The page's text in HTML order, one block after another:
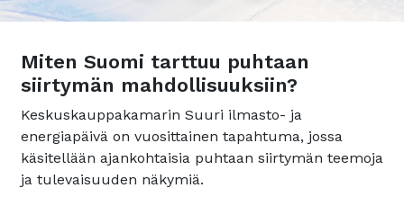
Miten Suomi tarttuu puhtaan
siirtymän mahdollisuuksiin?
Keskuskauppakamarin Suuri ilmasto- ja
energiapäivä on vuosittainen tapahtuma, jossa
käsitellään ajankohtaisia puhtaan siirtymän teemoja
ja tulevaisuuden näkymiä.